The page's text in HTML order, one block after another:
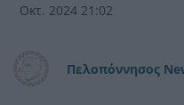
Οκτ. 2024 21:02
Πελοπόννησος